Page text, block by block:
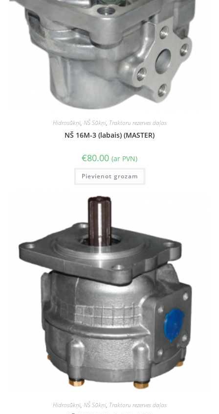
Hidrosūkņi, NŠ Sūkņi, Traktoru rezerves daļas
NŠ 16M-3 (labais) (MASTER)
€80.00 (ar PVN)
Pievienot grozam
Hidrosūkņi, NŠ Sūkņi, Traktoru rezerves daļas